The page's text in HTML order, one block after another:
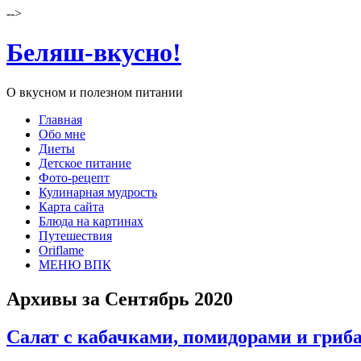
-->
Беляш-вкусно!
О вкусном и полезном питании
Главная
Обо мне
Диеты
Детское питание
Фото-рецепт
Кулинарная мудрость
Карта сайта
Блюда на картинах
Путешествия
Oriflame
МЕНЮ ВПК
Архивы за Сентябрь 2020
Салат с кабачками, помидорами и